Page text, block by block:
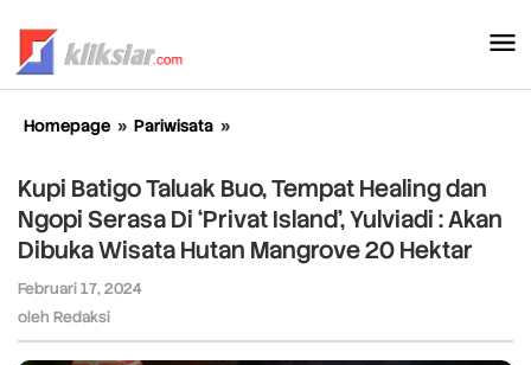
konten
Homepage » Pariwisata »
Taluak
Buo,
Tempat
Healing
Di
Kupi Batigo Taluak Buo, Tempat Healing dan
Ngopi Serasa Di ‘Privat Island’, Yulviadi : Akan
Dibuka Wisata Hutan Mangrove 20 Hektar
Februari 17, 2024
oleh Redaksi